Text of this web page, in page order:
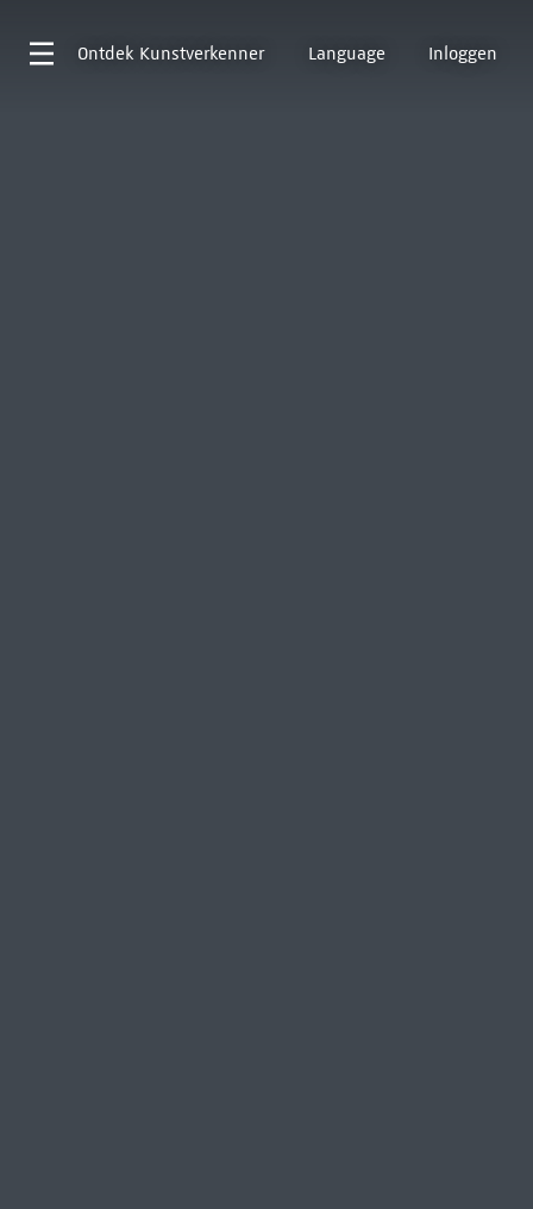
Ontdek Kunstverkenner Language Inloggen